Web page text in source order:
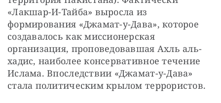
«Лакшар-И-Тайба» выросла из
формирования «Джамат-у-Дава», которое
создавалось как миссионерская
организация, проповедовавшая Ахль аль-
хадис, наиболее консервативное течение
Ислама. Впоследствии «Джамат-у-Дава»
стала политическим крылом террористов.